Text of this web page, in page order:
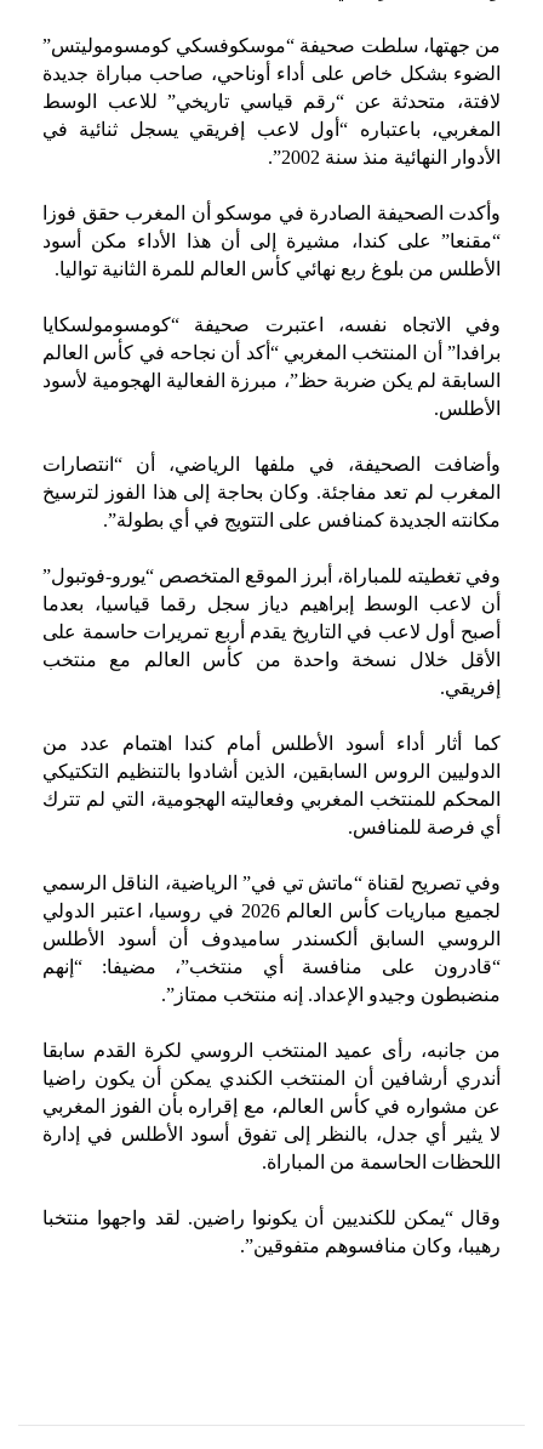
من جهتها، سلطت صحيفة “موسكوفسكي كومسوموليتس”
الضوء بشكل خاص على أداء أوناحي، صاحب مباراة جديدة
لافتة، متحدثة عن “رقم قياسي تاريخي” للاعب الوسط
المغربي، باعتباره “أول لاعب إفريقي يسجل ثنائية في
الأدوار النهائية منذ سنة 2002”.
وأكدت الصحيفة الصادرة في موسكو أن المغرب حقق فوزا
“مقنعا” على كندا، مشيرة إلى أن هذا الأداء مكن أسود
الأطلس من بلوغ ربع نهائي كأس العالم للمرة الثانية تواليا.
وفي الاتجاه نفسه، اعتبرت صحيفة “كومسومولسكايا
برافدا” أن المنتخب المغربي “أكد أن نجاحه في كأس العالم
السابقة لم يكن ضربة حظ”، مبرزة الفعالية الهجومية لأسود
الأطلس.
وأضافت الصحيفة، في ملفها الرياضي، أن “انتصارات
المغرب لم تعد مفاجئة. وكان بحاجة إلى هذا الفوز لترسيخ
مكانته الجديدة كمنافس على التتويج في أي بطولة”.
وفي تغطيته للمباراة، أبرز الموقع المتخصص “يورو-فوتبول”
أن لاعب الوسط إبراهيم دياز سجل رقما قياسيا، بعدما
أصبح أول لاعب في التاريخ يقدم أربع تمريرات حاسمة على
الأقل خلال نسخة واحدة من كأس العالم مع منتخب
إفريقي.
كما أثار أداء أسود الأطلس أمام كندا اهتمام عدد من
الدوليين الروس السابقين، الذين أشادوا بالتنظيم التكتيكي
المحكم للمنتخب المغربي وفعاليته الهجومية، التي لم تترك
أي فرصة للمنافس.
وفي تصريح لقناة “ماتش تي في” الرياضية، الناقل الرسمي
لجميع مباريات كأس العالم 2026 في روسيا، اعتبر الدولي
الروسي السابق ألكسندر ساميدوف أن أسود الأطلس
“قادرون على منافسة أي منتخب”، مضيفا: “إنهم
منضبطون وجيدو الإعداد. إنه منتخب ممتاز”.
من جانبه، رأى عميد المنتخب الروسي لكرة القدم سابقا
أندري أرشافين أن المنتخب الكندي يمكن أن يكون راضيا
عن مشواره في كأس العالم، مع إقراره بأن الفوز المغربي
لا يثير أي جدل، بالنظر إلى تفوق أسود الأطلس في إدارة
اللحظات الحاسمة من المباراة.
وقال “يمكن للكنديين أن يكونوا راضين. لقد واجهوا منتخبا
رهيبا، وكان منافسوهم متفوقين”.